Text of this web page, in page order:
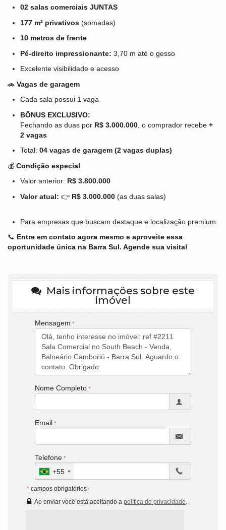
02 salas comerciais JUNTAS
177 m² privativos (somadas)
10 metros de frente
Pé-direito impressionante: 3,70 m até o gesso
Excelente visibilidade e acesso
🚗 Vagas de garagem
Cada sala possui 1 vaga
BÔNUS EXCLUSIVO:
Fechando as duas por R$ 3.000.000 , o comprador recebe +
2 vagas
Total: 04 vagas de garagem (2 vagas duplas)
💰 Condição especial
Valor anterior: R$ 3.800.000
Valor atual: 👉 R$ 3.000.000 (as duas salas)
Para empresas que buscam destaque e localização premium.
📞 Entre em contato agora mesmo e aproveite essa
oportunidade única na Barra Sul. Agende sua visita!
Mais informações sobre este
imóvel
Mensagem
Nome Completo
Email
Telefone
+55
* campos obrigatórios
Ao enviar você está aceitando a política de privacidade.